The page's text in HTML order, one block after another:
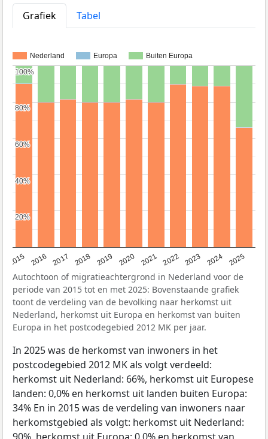
Grafiek
Tabel
Nederland Europa Buiten Europa
2015 2016 2017 2018 2019 2020 2021 2022 2023 2024 2025
20%
20%
40%
40%
60%
60%
80%
80%
100%
100%
Autochtoon of migratieachtergrond in Nederland voor de
periode van 2015 tot en met 2025: Bovenstaande grafiek
toont de verdeling van de bevolking naar herkomst uit
Nederland, herkomst uit Europa en herkomst van buiten
Europa in het postcodegebied 2012 MK per jaar.
In 2025 was de herkomst van inwoners in het
postcodegebied 2012 MK als volgt verdeeld:
herkomst uit Nederland: 66%, herkomst uit Europese
landen: 0,0% en herkomst uit landen buiten Europa:
34% En in 2015 was de verdeling van inwoners naar
herkomstgebied als volgt: herkomst uit Nederland: